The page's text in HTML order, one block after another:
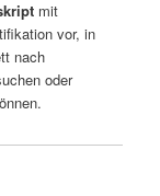
mit
vor, in
nach
oder